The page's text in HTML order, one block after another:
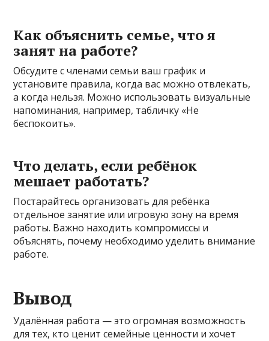
Как объяснить семье, что я
занят на работе?
Обсудите с членами семьи ваш график и
установите правила, когда вас можно отвлекать,
а когда нельзя. Можно использовать визуальные
напоминания, например, табличку «Не
беспокоить».
Что делать, если ребёнок
мешает работать?
Постарайтесь организовать для ребёнка
отдельное занятие или игровую зону на время
работы. Важно находить компромиссы и
объяснять, почему необходимо уделить внимание
работе.
Вывод
Удалённая работа — это огромная возможность
для тех, кто ценит семейные ценности и хочет